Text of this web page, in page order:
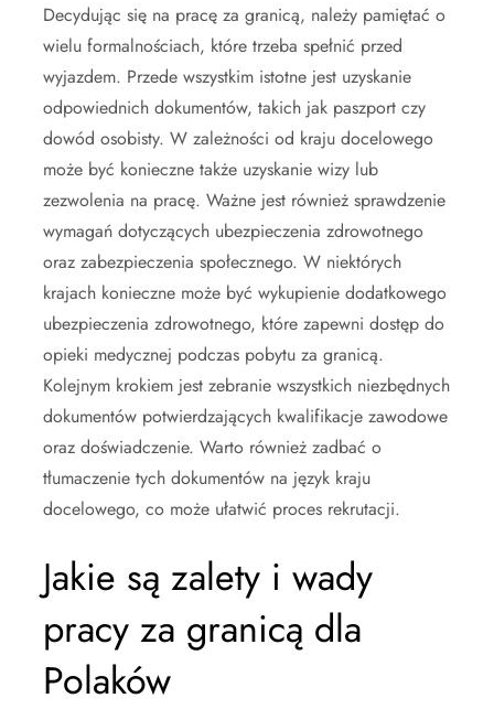
Decydując się na pracę za granicą, należy pamiętać o
wielu formalnościach, które trzeba spełnić przed
wyjazdem. Przede wszystkim istotne jest uzyskanie
odpowiednich dokumentów, takich jak paszport czy
dowód osobisty. W zależności od kraju docelowego
może być konieczne także uzyskanie wizy lub
zezwolenia na pracę. Ważne jest również sprawdzenie
wymagań dotyczących ubezpieczenia zdrowotnego
oraz zabezpieczenia społecznego. W niektórych
krajach konieczne może być wykupienie dodatkowego
ubezpieczenia zdrowotnego, które zapewni dostęp do
opieki medycznej podczas pobytu za granicą.
Kolejnym krokiem jest zebranie wszystkich niezbędnych
dokumentów potwierdzających kwalifikacje zawodowe
oraz doświadczenie. Warto również zadbać o
tłumaczenie tych dokumentów na język kraju
docelowego, co może ułatwić proces rekrutacji.
Jakie są zalety i wady
pracy za granicą dla
Polaków